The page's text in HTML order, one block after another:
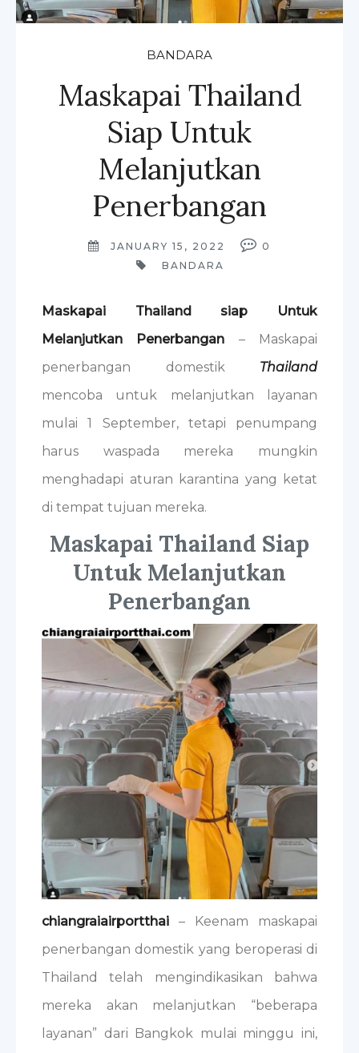
BANDARA
Maskapai Thailand
Siap Untuk
Melanjutkan
Penerbangan
JANUARY 15, 2022
0
BANDARA
Maskapai Thailand siap Untuk
Melanjutkan Penerbangan – Maskapai
penerbangan domestik Thailand
mencoba untuk melanjutkan layanan
mulai 1 September, tetapi penumpang
harus waspada mereka mungkin
menghadapi aturan karantina yang ketat
di tempat tujuan mereka.
Maskapai Thailand Siap
Untuk Melanjutkan
Penerbangan
chiangraiairportthai – Keenam maskapai
penerbangan domestik yang beroperasi di
Thailand telah mengindikasikan bahwa
mereka akan melanjutkan “beberapa
layanan” dari Bangkok mulai minggu ini,